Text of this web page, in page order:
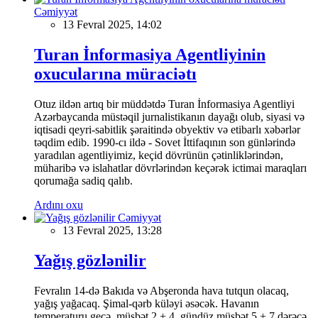
Cəmiyyət
13 Fevral 2025, 14:02
Turan İnformasiya Agentliyinin
oxucularına müraciətı
Otuz ildən artıq bir müddətdə Turan İnformasiya Agentliyi
Azərbaycanda müstəqil jurnalistikanın dayağı olub, siyasi və
iqtisadi qeyri-sabitlik şəraitində obyektiv və etibarlı xəbərlər
təqdim edib. 1990-cı ildə - Sovet İttifaqının son günlərində
yaradılan agentliyimiz, keçid dövrünün çətinliklərindən,
müharibə və islahatlar dövrlərindən keçərək ictimai maraqları
qorumağa sadiq qalıb.
Ardını oxu
Cəmiyyət
13 Fevral 2025, 13:28
Yağış gözlənilir
Fevralın 14-də Bakıda və Abşeronda hava tutqun olacaq,
yağış yağacaq. Şimal-qərb küləyi əsəcək. Havanın